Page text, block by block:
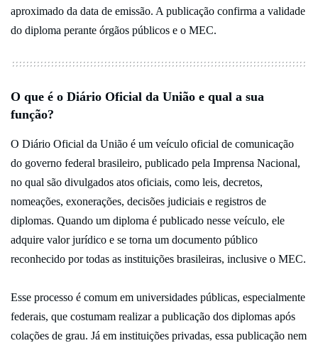
aproximado da data de emissão. A publicação confirma a validade
do diploma perante órgãos públicos e o MEC.
O que é o Diário Oficial da União e qual a sua
função?
O Diário Oficial da União é um veículo oficial de comunicação
do governo federal brasileiro, publicado pela Imprensa Nacional,
no qual são divulgados atos oficiais, como leis, decretos,
nomeações, exonerações, decisões judiciais e registros de
diplomas. Quando um diploma é publicado nesse veículo, ele
adquire valor jurídico e se torna um documento público
reconhecido por todas as instituições brasileiras, inclusive o MEC.
Esse processo é comum em universidades públicas, especialmente
federais, que costumam realizar a publicação dos diplomas após
colações de grau. Já em instituições privadas, essa publicação nem